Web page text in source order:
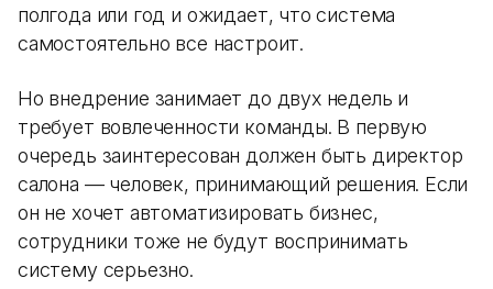
полгода или год и ожидает, что система
самостоятельно все настроит.
Но внедрение занимает до двух недель и
требует вовлеченности команды. В первую
очередь заинтересован должен быть директор
салона — человек, принимающий решения. Если
он не хочет автоматизировать бизнес,
сотрудники тоже не будут воспринимать
систему серьезно.